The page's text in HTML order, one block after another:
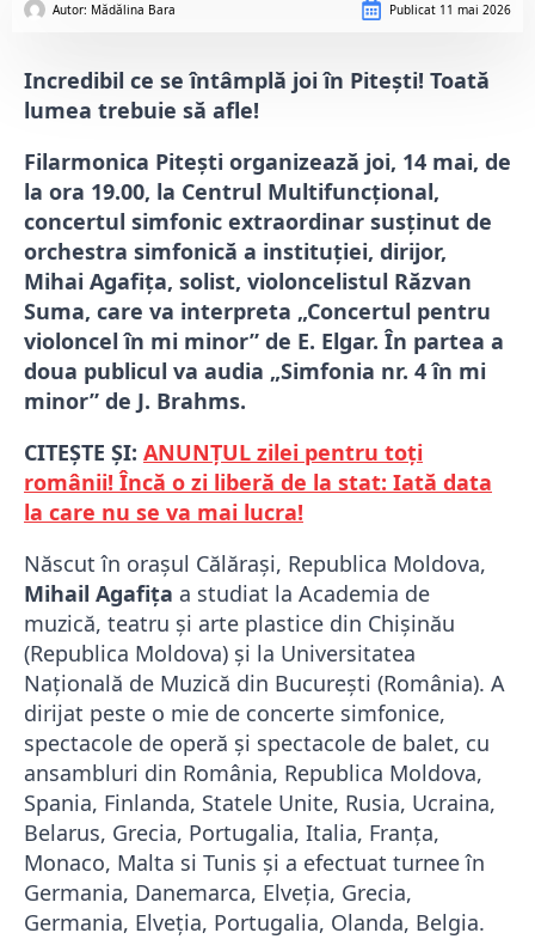
Autor: Mădălina Bara Publicat 11 mai 2026
Incredibil ce se întâmplă joi în Pitești! Toată
lumea trebuie să afle!
Filarmonica Pitești organizează joi, 14 mai, de
la ora 19.00, la Centrul Multifuncțional,
concertul simfonic extraordinar susținut de
orchestra simfonică a instituției, dirijor,
Mihai Agafița, solist, violoncelistul Răzvan
Suma, care va interpreta „Concertul pentru
violoncel în mi minor” de E. Elgar. În partea a
doua publicul va audia „Simfonia nr. 4 în mi
minor” de J. Brahms.
CITEȘTE ȘI: ANUNȚUL zilei pentru toți
românii! Încă o zi liberă de la stat: Iată data
la care nu se va mai lucra!
Născut în oraşul Călăraşi, Republica Moldova,
Mihail Agafiţa a studiat la Academia de
muzică, teatru şi arte plastice din Chişinău
(Republica Moldova) și la Universitatea
Naţională de Muzică din Bucureşti (România). A
dirijat peste o mie de concerte simfonice,
spectacole de operă şi spectacole de balet, cu
ansambluri din România, Republica Moldova,
Spania, Finlanda, Statele Unite, Rusia, Ucraina,
Belarus, Grecia, Portugalia, Italia, Franţa,
Monaco, Malta si Tunis și a efectuat turnee în
Germania, Danemarca, Elveția, Grecia,
Germania, Elveția, Portugalia, Olanda, Belgia.